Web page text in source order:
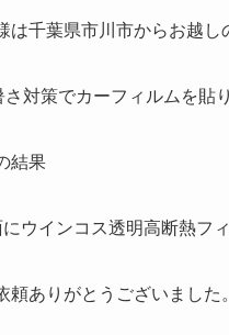
は千葉県市川市からお越し
さ対策でカーフィルムを貼
結果
ウインコス透明高断熱フ
頼ありがとうございました。